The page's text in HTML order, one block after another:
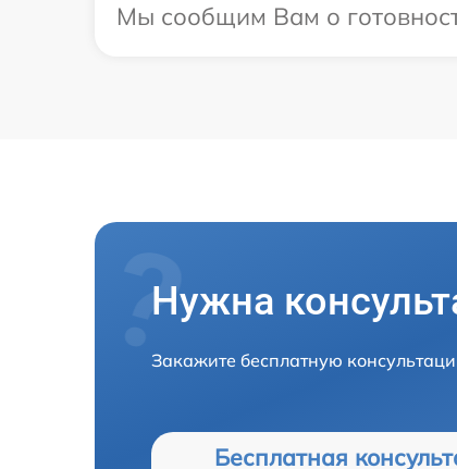
Мы сообщим Вам о
Нужна
Закажите бесплатную
Бесплатная